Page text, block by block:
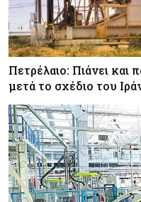
Κύπρος
Καύσιμα και
στο 2,9%
Κύπρος
Δήμος
–
υποστατικών
Κύπρος
Πετρέλαιο: Πιάνει και
μετά το σχέδιο του